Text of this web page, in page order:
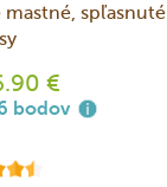
spľasnuté
€
bodov